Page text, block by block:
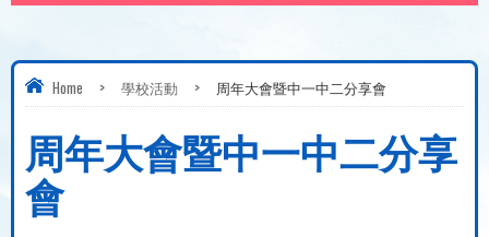
Home > 學校活動 > 周年大會暨中一中二分享會
周年大會暨中一中二分享
會